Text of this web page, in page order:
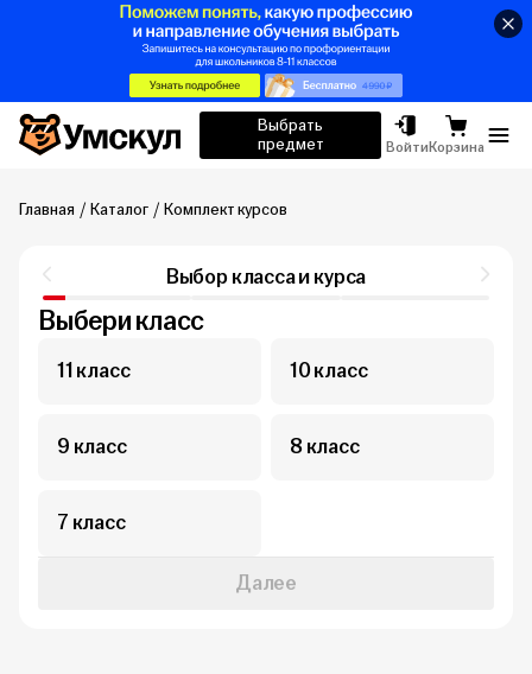
Умскул
Выбрать
предмет
ВойтиКорзина
Главная Каталог Комплект курсов
Выбор класса и курса
Выбери класс
11 класс 10 класс
9 класс 8 класс
7 класс
Далее